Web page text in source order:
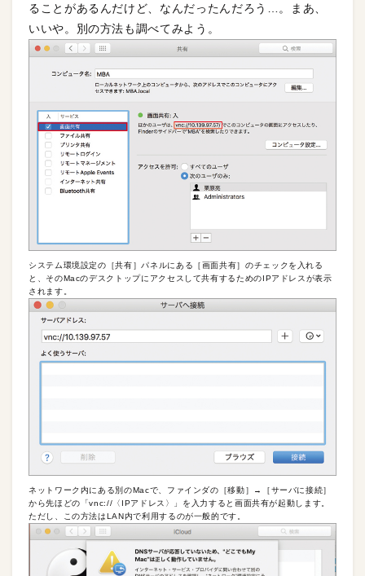
ることがあるんだけど、なんだったんだろう…。まあ、
いいや。別の方法も調べてみよう。
システム環境設定の［共有］パネルにある［画面共有］のチェックを入れる
と、そのMacのデスクトップにアクセスして共有するためのIPアドレスが表示
されます。
ネットワーク内にある別のMacで、ファインダの［移動］→［サーバに接続］
から先ほどの「vnc://〈IPアドレス〉」を入力すると画面共有が起動します。
ただし、この方法はLAN内で利用するのが一般的です。